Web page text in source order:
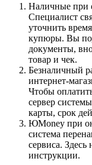
Наличные при
Специалист
уточнить
купюры. Вы
документы,
товар и чек.
Безналичный
интернет-
Чтобы
сервер
карты, срок
ЮMoney при
система
сервиса.
инструкции.